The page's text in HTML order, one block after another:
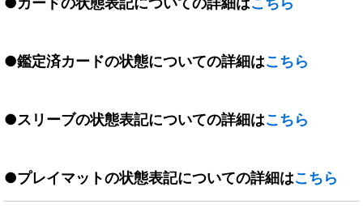
●鑑定済カードの状態についての詳細はこちら
●スリーブの状態表記についての詳細はこちら
●プレイマットの状態表記についての詳細はこちら